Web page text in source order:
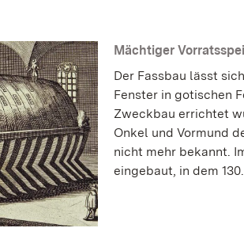
Mächtiger
Der Fassbau lässt
Fenster in gotischen
Zweckbau errichtet
Onkel und Vormund
nicht mehr bekannt.
eingebaut, in dem